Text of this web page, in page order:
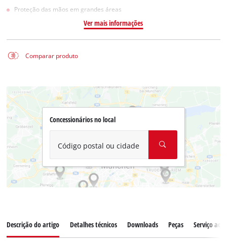
Proteção das mãos em grandes áreas
Ver mais informações
Comparar produto
Concessionários no local
Código postal ou cidade
Descrição do artigo Detalhes técnicos Downloads Peças Serviço ao